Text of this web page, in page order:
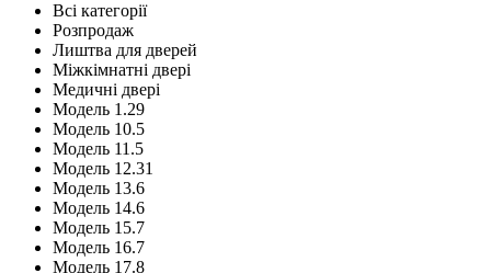
Всі категорії
Розпродаж
Лиштва для дверей
Міжкімнатні двері
Медичні двері
Модель 1.29
Модель 10.5
Модель 11.5
Модель 12.31
Модель 13.6
Модель 14.6
Модель 15.7
Модель 16.7
Модель 17.8